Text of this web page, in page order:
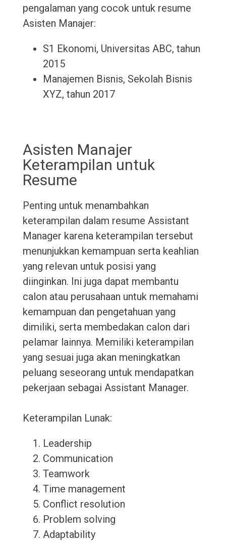
pengalaman yang cocok untuk resume
Asisten Manajer:
S1 Ekonomi, Universitas ABC, tahun
2015
Manajemen Bisnis, Sekolah Bisnis
XYZ, tahun 2017
Asisten Manajer
Keterampilan untuk
Resume
Penting untuk menambahkan
keterampilan dalam resume Assistant
Manager karena keterampilan tersebut
menunjukkan kemampuan serta keahlian
yang relevan untuk posisi yang
diinginkan. Ini juga dapat membantu
calon atau perusahaan untuk memahami
kemampuan dan pengetahuan yang
dimiliki, serta membedakan calon dari
pelamar lainnya. Memiliki keterampilan
yang sesuai juga akan meningkatkan
peluang seseorang untuk mendapatkan
pekerjaan sebagai Assistant Manager.
Keterampilan Lunak:
Leadership
Communication
Teamwork
Time management
Conflict resolution
Problem solving
Adaptability